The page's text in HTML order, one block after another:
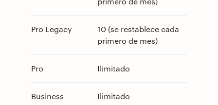
Pro Legacy
10 (se restablece cada
primero de mes)
Pro Ilimitado
Business Ilimitado